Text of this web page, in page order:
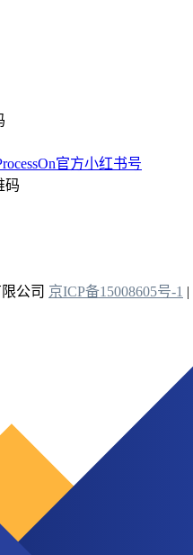
公司 京ICP备15008605号-1 |